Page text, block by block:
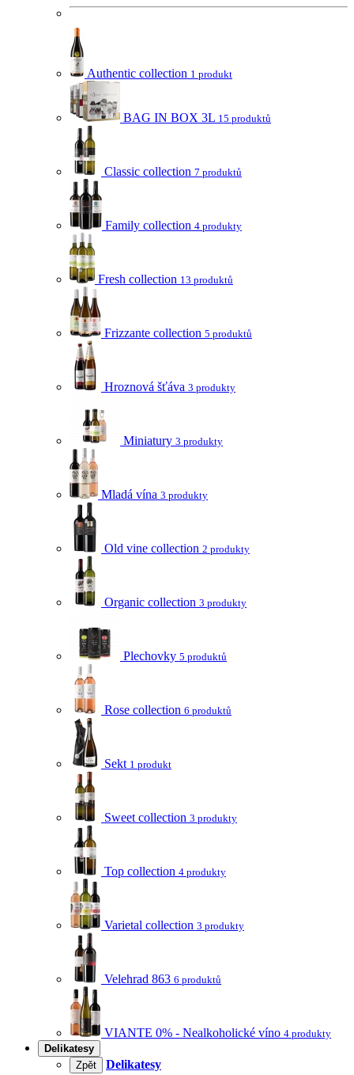
Authentic collection 1 produkt
BAG IN BOX 3L 15 produktů
Classic collection 7 produktů
Family collection 4 produkty
Fresh collection 13 produktů
Frizzante collection 5 produktů
Hroznová šťáva 3 produkty
Miniatury 3 produkty
Mladá vína 3 produkty
Old vine collection 2 produkty
Organic collection 3 produkty
Plechovky 5 produktů
Rose collection 6 produktů
Sekt 1 produkt
Sweet collection 3 produkty
Top collection 4 produkty
Varietal collection 3 produkty
Velehrad 863 6 produktů
VIANTE 0% - Nealkoholické víno 4 produkty
Delikatesy
Zpět
Delikatesy